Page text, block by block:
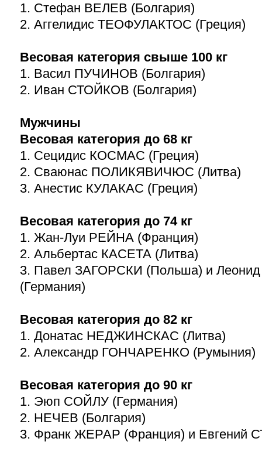
1. Стефан ВЕЛЕВ (Болгария)
2. Аггелидис ТЕОФУЛАКТОС (Греция)
Весовая категория свыше 100 кг
1. Васил ПУЧИНОВ (Болгария)
2. Иван СТОЙКОВ (Болгария)
Мужчины
Весовая категория до 68 кг
1. Сецидис КОСМАС (Греция)
2. Сваюнас ПОЛИКЯВИЧЮС (Литва)
3. Анестис КУЛАКАС (Греция)
Весовая категория до 74 кг
1. Жан-Луи РЕЙНА (Франция)
2. Альбертас КАСЕТА (Литва)
3. Павел ЗАГОРСКИ (Польша) и
(Германия)
Весовая категория до 82 кг
1. Донатас НЕДЖИНСКАС (Литва)
2. Александр ГОНЧАРЕНКО (Румыния)
Весовая категория до 90 кг
1. Эюп СОЙЛУ (Германия)
2. НЕЧЕВ (Болгария)
3. Франк ЖЕРАР (Франция) и Евгений